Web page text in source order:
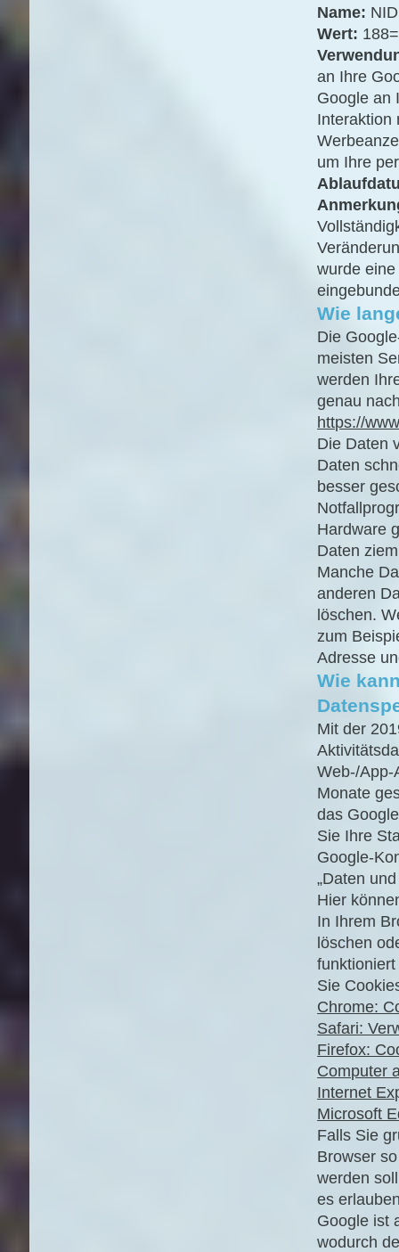
Name: NID
Wert:
an Ihre
Google an
Interaktion
um Ihre
wurde
Wie
Die
meisten
werden
genau
https://
Die Daten
Daten
besser
Hardware
Daten
Manche
anderen
löschen.
zum
Adresse
Wie
Mit der
Web-/App-
Monate
das
Sie Ihre
Google-
„Daten
Hier
In Ihrem
löschen
Sie
Chrome:
Safari:
Firefox:
Computer
Internet
Microsoft
Falls Sie
Browser
werden
es
Google ist
wodurch